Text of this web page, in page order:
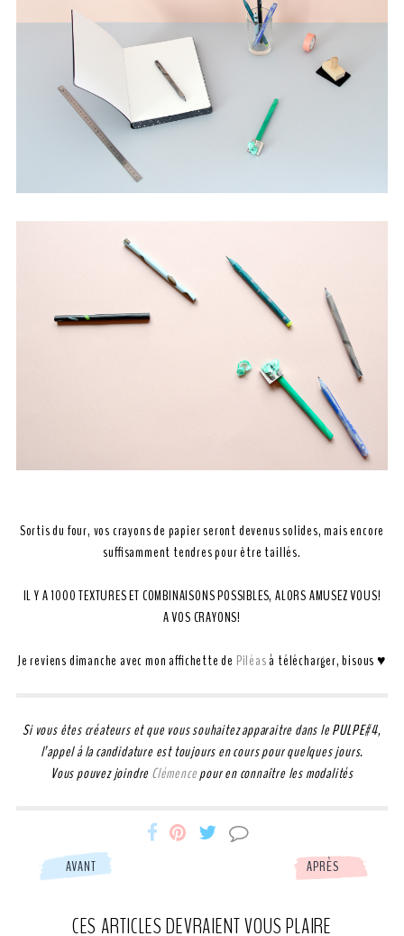
Sortis du four, vos crayons de papier seront devenus solides, mais encore
suffisamment tendres pour être taillés.
IL Y A 1000 TEXTURES ET COMBINAISONS POSSIBLES, ALORS AMUSEZ VOUS!
A VOS CRAYONS!
Je reviens dimanche avec mon affichette de Piléasà télécharger, bisous ♥
Si vous êtes créateurs et que vous souhaitez apparaitre dans le PULPE#4,
l’appel à la candidature est toujours en cours pour quelques jours.
Vous pouvez joindreClémencepour en connaître les modalités
Miss-
partage
Miss-
partage
Miss-
partage
AVANT APRÈS
CES ARTICLES DEVRAIENT VOUS PLAIRE